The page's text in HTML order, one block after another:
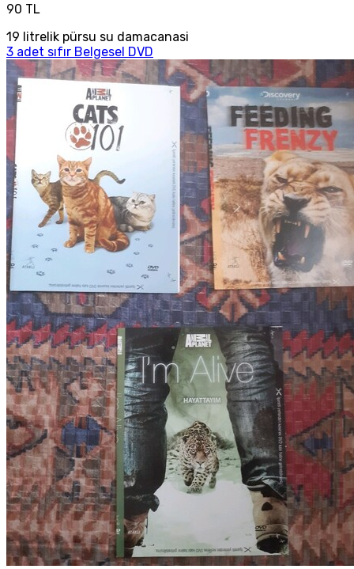
90 TL
19 litrelik pürsu su damacanasi
3 adet sıfır Belgesel DVD